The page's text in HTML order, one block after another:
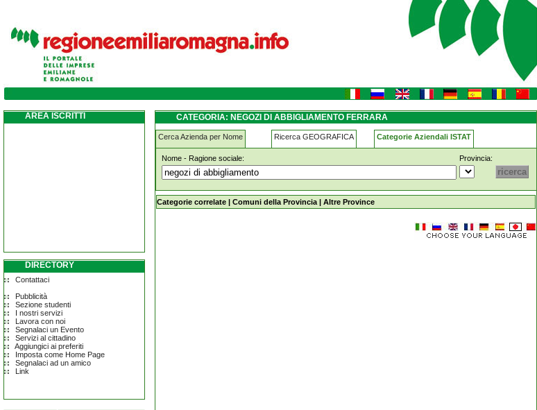
negozi-di-abbigliamento ferrara
AREA ISCRITTI
DIRECTORY
Contattaci
Pubblicità
Sezione studenti
I nostri servizi
Lavora con noi
Segnalaci un Evento
Servizi al cittadino
Aggiungici ai preferiti
Imposta come Home Page
Segnalaci ad un amico
Link
CATEGORIA: NEGOZI DI ABBIGLIAMENTO FERRARA
Cerca Azienda per Nome Ricerca GEOGRAFICA Categorie Aziendali ISTAT
Nome - Ragione sociale: Provincia:
negozi-di-abbigliamento ferrara
Categorie correlate | Comuni della Provincia | Altre Province